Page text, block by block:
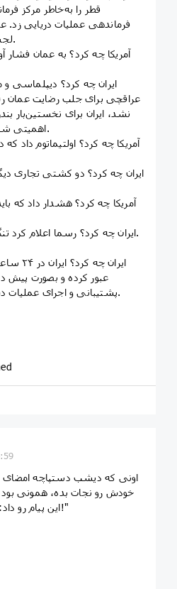
قطر را به‌خاطر مرکز
فرماندهی عملیات دریایی زد.
لجستیک ناوهای آمریکایی زد.
ایران چه کرد؟ دیپلماسی و
عراقچی برای جلب رضایت عمان
نشد، ایران برای نخستین‌بار
اهمیتی شبیه خارک، را هدف قرار داد.
ایران چه کرد؟ دو کشتی تجاری
ایران چه کرد؟ رسما اعلام کرد تنگه هرمز را بستیم و خلاص.
ایران
عبور کرده و بصورت پیش
پشتیبانی و اجرای عملیات دشمن را هدف گرفته است.
اونی که دیشب دستپاچه امضای
خودش رو نجات بده، همونی
این پیام رو داد: "تسلیم بدون قید و شرط!"